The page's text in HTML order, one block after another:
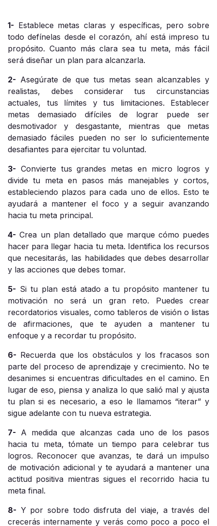
1- Establece metas claras y específicas, pero sobre
todo defínelas desde el corazón, ahí está impreso tu
propósito. Cuanto más clara sea tu meta, más fácil
será diseñar un plan para alcanzarla.
2- Asegúrate de que tus metas sean alcanzables y
realistas, debes considerar tus circunstancias
actuales, tus límites y tus limitaciones. Establecer
metas demasiado difíciles de lograr puede ser
desmotivador y desgastante, mientras que metas
demasiado fáciles pueden no ser lo suficientemente
desafiantes para ejercitar tu voluntad.
3- Convierte tus grandes metas en micro logros y
divide tu meta en pasos más manejables y cortos,
estableciendo plazos para cada uno de ellos. Esto te
ayudará a mantener el foco y a seguir avanzando
hacia tu meta principal.
4- Crea un plan detallado que marque cómo puedes
hacer para llegar hacia tu meta. Identifica los recursos
que necesitarás, las habilidades que debes desarrollar
y las acciones que debes tomar.
5- Si tu plan está atado a tu propósito mantener tu
motivación no será un gran reto. Puedes crear
recordatorios visuales, como tableros de visión o listas
de afirmaciones, que te ayuden a mantener tu
enfoque y a recordar tu propósito.
6- Recuerda que los obstáculos y los fracasos son
parte del proceso de aprendizaje y crecimiento. No te
desanimes si encuentras dificultades en el camino. En
lugar de eso, piensa y analiza lo que salió mal y ajusta
tu plan si es necesario, a eso le llamamos “iterar” y
sigue adelante con tu nueva estrategia.
7- A medida que alcanzas cada uno de los pasos
hacia tu meta, tómate un tiempo para celebrar tus
logros. Reconocer que avanzas, te dará un impulso
de motivación adicional y te ayudará a mantener una
actitud positiva mientras sigues el recorrido hacia tu
meta final.
8- Y por sobre todo disfruta del viaje, a través del
crecerás internamente y verás como poco a poco el